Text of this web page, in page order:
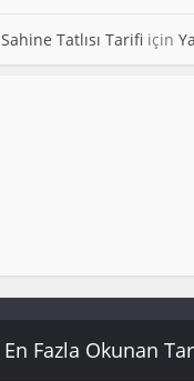
Sahine Tatlısı Tarifi için
En Fazla Okunan